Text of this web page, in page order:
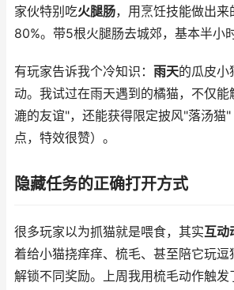
家伙特别吃火腿肠，用烹饪技能做出
80%。带5根火腿肠去城郊，基本半小
有玩家告诉我个冷知识： 雨天的瓜皮小
动。我试过在雨天遇到的橘猫，不仅
漉的友谊"，还能获得限定披风"落汤猫"
点，特效很赞）。
隐藏任务的正确打开方式
很多玩家以为抓猫就是喂食，其实互动
着给小猫挠痒痒、梳毛、甚至陪它玩逗
解锁不同奖励。上周我用梳毛动作触